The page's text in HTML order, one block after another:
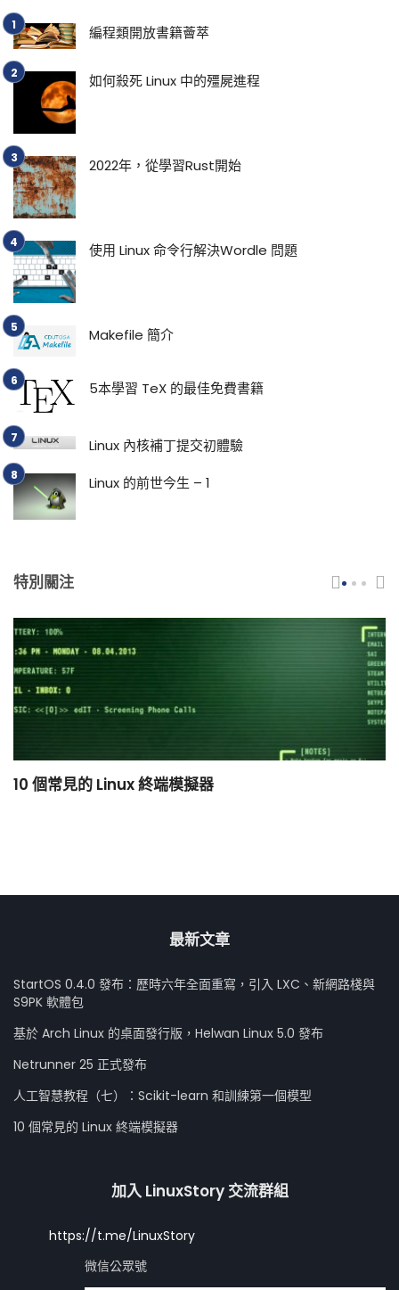
編程類開放書籍薈萃
如何殺死 Linux 中的殭屍進程
2022年，從學習Rust開始
使用 Linux 命令行解決Wordle 問題
Makefile 簡介
5本學習 TeX 的最佳免費書籍
Linux 內核補丁提交初體驗
Linux 的前世今生 – 1
特別關注
10 個常見的 Linux 終端模擬器
最新文章
StartOS 0.4.0 發布：歷時六年全面重寫，引入 LXC、新網路棧與
S9PK 軟體包
基於 Arch Linux 的桌面發行版，Helwan Linux 5.0 發布
Netrunner 25 正式發布
人工智慧教程（七）：Scikit-learn 和訓練第一個模型
10 個常見的 Linux 終端模擬器
加入 LinuxStory 交流群組
https://t.me/LinuxStory
微信公眾號